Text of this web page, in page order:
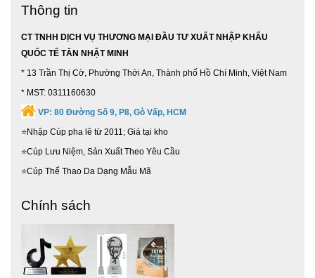
Thông tin
CT TNHH DỊCH VỤ THƯƠNG MẠI ĐẦU TƯ XUẤT NHẬP KHẨU
QUỐC TẾ TÂN NHẬT MINH
* 13 Trần Thị Cờ, Phường Thới An, Thành phố Hồ Chí Minh, Việt Nam
* MST: 0311160630
VP: 80 Đường Số 9, P8, Gò Vấp, HCM
⭐Nhập Cúp pha lê từ 2011; Giá tại kho
⭐Cúp Lưu Niệm, Sản Xuất Theo Yêu Cầu
⭐Cúp Thể Thao Da Dạng Mẫu Mã
Chính sách